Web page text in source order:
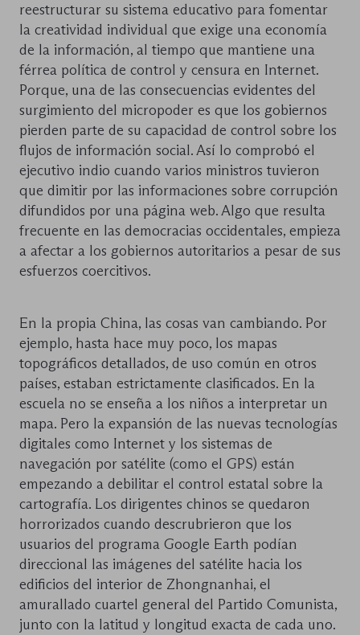
reestructurar su sistema educativo para fomentar
la creatividad individual que exige una economía
de la información, al tiempo que mantiene una
férrea política de control y censura en Internet.
Porque, una de las consecuencias evidentes del
surgimiento del micropoder es que los gobiernos
pierden parte de su capacidad de control sobre los
flujos de información social. Así lo comprobó el
ejecutivo indio cuando varios ministros tuvieron
que dimitir por las informaciones sobre corrupción
difundidos por una página web. Algo que resulta
frecuente en las democracias occidentales, empieza
a afectar a los gobiernos autoritarios a pesar de sus
esfuerzos coercitivos.
En la propia China, las cosas van cambiando. Por
ejemplo, hasta hace muy poco, los mapas
topográficos detallados, de uso común en otros
países, estaban estrictamente clasificados. En la
escuela no se enseña a los niños a interpretar un
mapa. Pero la expansión de las nuevas tecnologías
digitales como Internet y los sistemas de
navegación por satélite (como el GPS) están
empezando a debilitar el control estatal sobre la
cartografía. Los dirigentes chinos se quedaron
horrorizados cuando descrubrieron que los
usuarios del programa Google Earth podían
direccional las imágenes del satélite hacia los
edificios del interior de Zhongnanhai, el
amurallado cuartel general del Partido Comunista,
junto con la latitud y longitud exacta de cada uno.